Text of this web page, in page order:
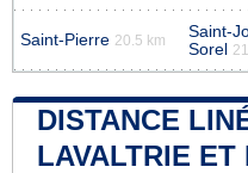
Saint-Pierre 20.5 km
Saint-
Sorel
DISTANCE
LAVALTRIE ET